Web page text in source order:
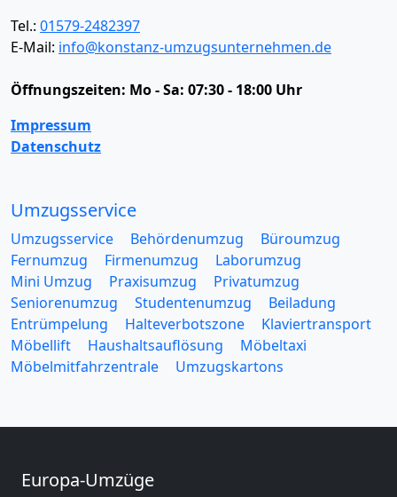
Tel.: 01579-2482397
E-Mail: info@konstanz-umzugsunternehmen.de
Öffnungszeiten: Mo - Sa: 07:30 - 18:00 Uhr
Impressum
Datenschutz
Umzugsservice
Umzugsservice Behördenumzug
Büroumzug
Fernumzug
Firmenumzug
Laborumzug
Mini Umzug
Praxisumzug
Privatumzug
Seniorenumzug
Studentenumzug
Beiladung
Entrümpelung
Halteverbotszone
Klaviertransport
Möbellift
Haushaltsauflösung
Möbeltaxi
Möbelmitfahrzentrale
Umzugskartons
Europa-Umzüge